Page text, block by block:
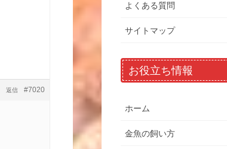
#7020
返信
よくある質問
サイトマップ
お役立ち情報
ホーム
金魚の飼い方